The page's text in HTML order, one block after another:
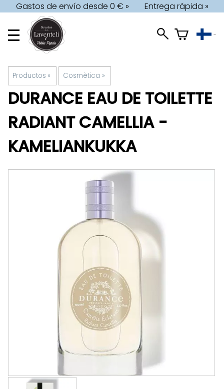
Gastos de envío desde 0 € » Entrega rápida »
Productos ‪» Cosmètica ‪»
DURANCE EAU DE TOILETTE
RADIANT CAMELLIA -
KAMELIANKUKKA